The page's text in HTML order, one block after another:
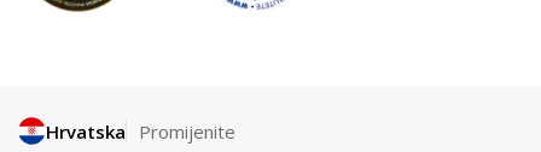
Hrvatska Promijenite